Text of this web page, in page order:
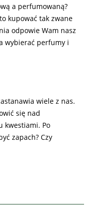
a perfumowaną?
kupować tak zwane
odpowie Wam nasz
wybierać perfumy i
wiele z nas.
się nad
kwestiami. Po
zapach? Czy